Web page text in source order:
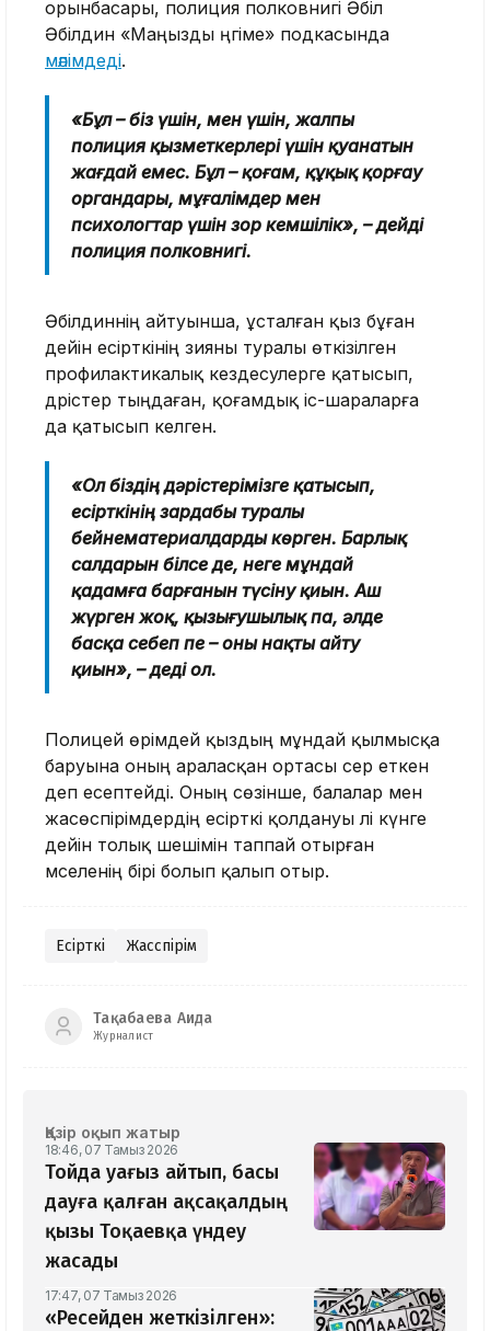
орынбасары, полиция полковнигі Әбіл
Әбілдин «Маңызды әңгіме» подкасында
мәлімдеді.
«Бұл – біз үшін, мен үшін, жалпы
полиция қызметкерлері үшін қуанатын
жағдай емес. Бұл – қоғам, құқық қорғау
органдары, мұғалімдер мен
психологтар үшін зор кемшілік», – дейді
полиция полковнигі.
Әбілдиннің айтуынша, ұсталған қыз бұған
дейін есірткінің зияны туралы өткізілген
профилактикалық кездесулерге қатысып,
дәрістер тыңдаған, қоғамдық іс-шараларға
да қатысып келген.
«Ол біздің дәрістерімізге қатысып,
есірткінің зардабы туралы
бейнематериалдарды көрген. Барлық
салдарын білсе де, неге мұндай
қадамға барғанын түсіну қиын. Аш
жүрген жоқ, қызығушылық па, әлде
басқа себеп пе – оны нақты айту
қиын», – деді ол.
Полицей өрімдей қыздың мұндай қылмысқа
баруына оның араласқан ортасы әсер еткен
деп есептейді. Оның сөзінше, балалар мен
жасөспірімдердің есірткі қолдануы әлі күнге
дейін толық шешімін таппай отырған
мәселенің бірі болып қалып отыр.
Есірткі Жасөспірім
Тақабаева Аида
Журналист
Қазір оқып жатыр
18:46, 07 Тамыз 2026
Тойда уағыз айтып, басы
дауға қалған ақсақалдың
қызы Тоқаевқа үндеу
жасады
17:47, 07 Тамыз 2026
«Ресейден жеткізілген»: